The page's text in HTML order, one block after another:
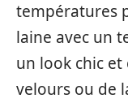
températures
laine avec un
un look chic
velours ou de